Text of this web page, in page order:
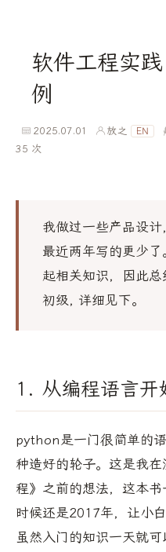
软件工程实
例
2025.07.01 放之 EN
35 次
我做过一些产品设
最近两年写的更少
起相关知识，因此
初级, 详细见下。
1. 从编程语言开
python是一门很简单的
种造好的轮子。这是我
程》之前的想法，这本
时候还是2017年，让小
虽然入门的知识一天就